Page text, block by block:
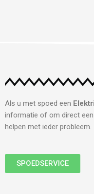
Als u met spoed een
informatie of om direct een
helpen met ieder probleem.
SPOEDSERVICE